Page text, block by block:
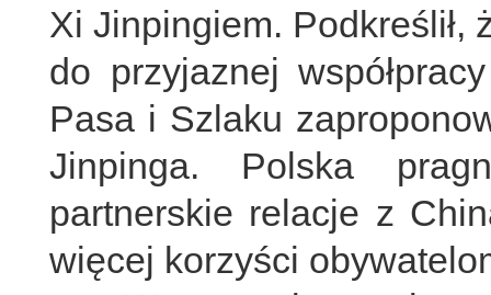
Xi Jinpingiem.
do przyjaznej
Pasa i Szlaku
Jinpinga. Polska
partnerskie relacje z
więcej korzyści